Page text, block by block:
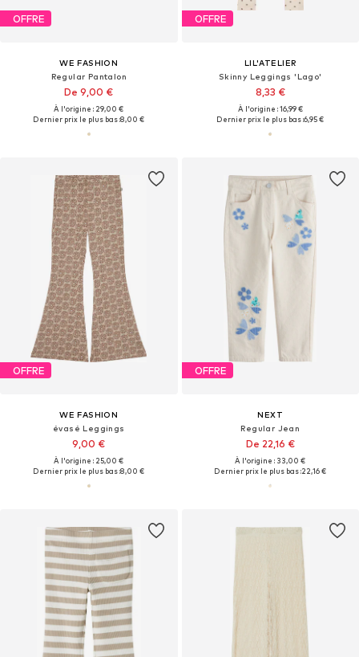
OFFRE
WE FASHION
Regular Pantalon
De 9,00 €
À l'origine : 29,00 €
Dernier prix le plus bas :8,00 €
OFFRE
LIL'ATELIER
Skinny Leggings 'Lago'
8,33 €
À l'origine : 16,99 €
Dernier prix le plus bas :6,95 €
OFFRE
WE FASHION
évasé Leggings
9,00 €
À l'origine : 25,00 €
Dernier prix le plus bas :8,00 €
OFFRE
NEXT
Regular Jean
De 22,16 €
À l'origine : 33,00 €
Dernier prix le plus bas :22,16 €